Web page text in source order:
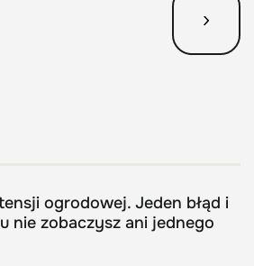
ogrodowej. Jeden błąd i
nie zobaczysz ani jednego